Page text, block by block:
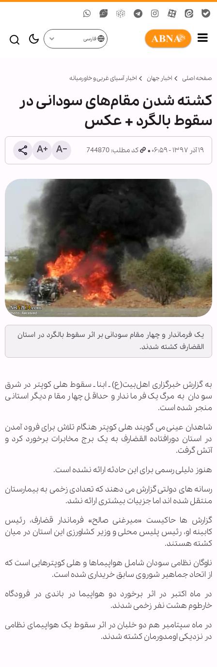
فارسی
صفحه اصلی اخبار جهان اخبار آسیای غربی و خاورمیانه
کشته شدن مقام‌های سودانی در
سقوط بالگرد + عکس
۱۹ آذر ۱۳۹۷ - ۰۶:۵۹ کد مطلب: 744870
یک فرماندار و چهار مقام سودانی بر اثر سقوط بالگرد در استان
القضارف کشته شدند.
به گزارش خبرگزاری اهل‌بیت(ع) ـ ابنا ـ سقوط هلی کوپتر در شرق
سودان به مرگ یک فرماندار و حداقل چهار مقام دیگر استانی
منجر شده است.
شاهدان عینی می گویند هلی کوپتر هنگام تلاش برای فرود آمدن
در استان دورافتاده القضارف به یک برج مخابرات برخورد کرد و
آتش گرفت.
هنوز دلیلی رسمی برای این حادثه ارائه نشده است.
رسانه های دولتی گزارش می دهند که تعدادی زخمی به بیمارستان
منتقل شده اند اما جزییات بیشتری ارائه نشد.
گزارش ها حاکیست «میرغنی صالح» فرماندار قضارف، رئیس
کابینه او، رئیس پلیس محلی و وزیر کشاورزی این استان در میان
کشته هستند.
ناوگان نظامی سودان شامل هواپیماها و هلی کوپترهایی است که
از اتحاد جماهیر شوروی سابق خریداری شده است.
در ماه اکتبر در اثر برخورد دو هواپیما در باندی در فرودگاه
خارطوم هشت نفر زخمی شدند.
در ماه سپتامبر هم دو خلبان در اثر سقوط یک هواپیمای نظامی
در نزدیکی اومدورمان کشته شدند.